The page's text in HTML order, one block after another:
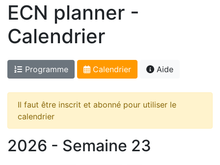
ECN planner -
Calendrier
Programme Calendrier Aide
Il faut être inscrit et abonné pour utiliser le
calendrier
2026 - Semaine 23